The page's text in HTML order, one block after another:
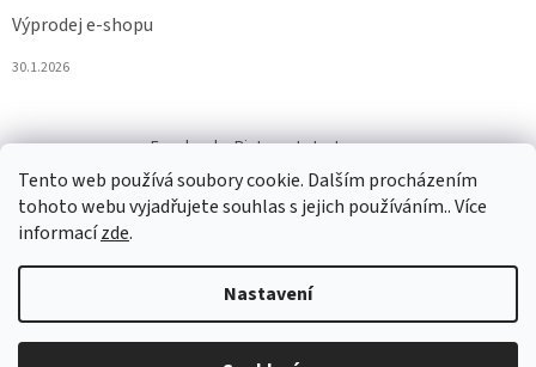
Tento web používá soubory cookie. Dalším procházením
tohoto webu vyjadřujete souhlas s jejich používáním.. Více
informacízde.
Nastavení
Výprodej e-shopu
30.1.2026
Facebook Pinterest Instagram
Vytvořil Shoptet